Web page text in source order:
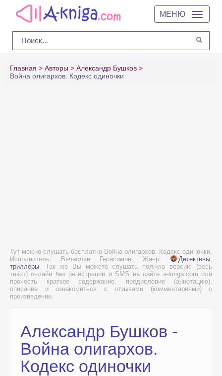
МЕНЮ
Главная Авторы
Александр Бушков
Война олигархов. Кодекс одиночки
Тут можно слушать бесплатно Война олигархов. Кодекс одиночки.
Исполнитель: Вячеслав Герасимов, Жанр:
Детективы,
триллеры. Так же Вы можете слушать полную версию (весь
текст) онлайн без регистрации и SMS на сайте a-kniga.com или
прочесть краткое содержание, предисловие (аннотацию),
описание и ознакомиться с отзывами (комментариями) о
произведении.
Александр Бушков -
Война олигархов.
Кодекс одиночки